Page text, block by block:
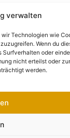
verwalten
Technologien wie
Wenn du
oder
nicht erteilst oder
werden.